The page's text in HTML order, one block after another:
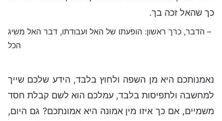
כך שהאל זכה בך.
– הדבר, כרך ראשון: הופעתו של האל ועבודתו, דבר האל משיג
הכל
נאמנותכם היא מן השפה ולחוץ בלבד, הידע שלכם שייך
למחשבה ולתפיסות בלבד, עמלכם הוא לשם קבלת חסד
משמיים, אם כך איזו מין אמונה היא אמונתכם? גם היום,